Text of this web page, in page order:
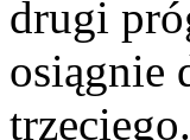
drugi
osiągnie